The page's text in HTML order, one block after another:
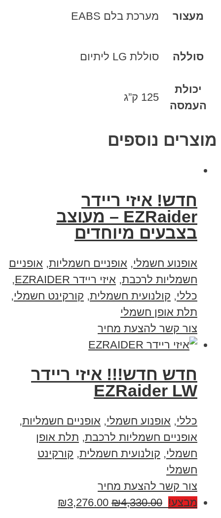
מעצור מערכת בלם EABS
סוללה סוללת LG ליתיום
יכולת
העמסה
125 ק”ג
מוצרים נוספים
חדש! איזי ריידר
EZRaider – מעוצב
בצבעים מיוחדים
אופנוע חשמלי, אופניים חשמליות, אופניים
חשמליות לרכבת, איזי ריידר EZRAIDER
,
כללי, קולנועית חשמלית, קורקינט חשמלי,
תלת אופן חשמלי
צור קשר להצעת מחיר
חדש חדש!!! איזי ריידר
EZRaider LW
כללי, אופנוע חשמלי, אופניים חשמליות,
אופניים חשמליות לרכבת, תלת אופן
חשמלי, קולנועית חשמלית, קורקינט
חשמלי
צור קשר להצעת מחיר
מבצע!
₪4,330.00
₪3,276.00